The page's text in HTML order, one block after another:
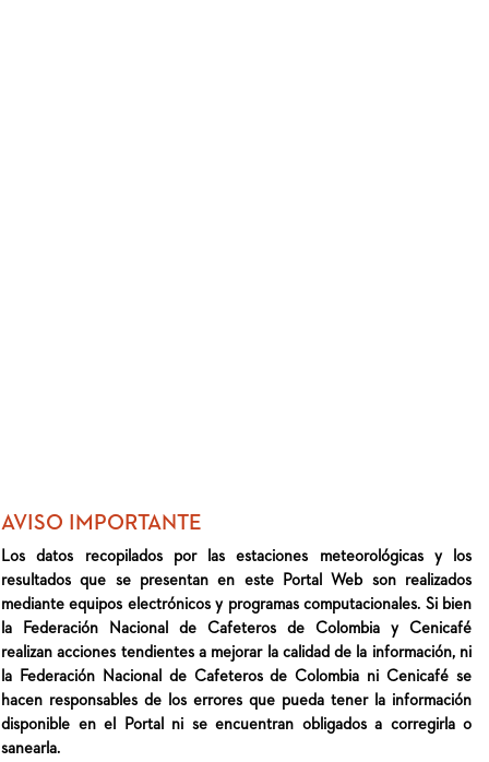
AVISO IMPORTANTE
Los datos recopilados por las estaciones meteorológicas y los
resultados que se presentan en este Portal Web son realizados
mediante equipos electrónicos y programas computacionales. Si bien
la Federación Nacional de Cafeteros de Colombia y Cenicafé
realizan acciones tendientes a mejorar la calidad de la información, ni
la Federación Nacional de Cafeteros de Colombia ni Cenicafé se
hacen responsables de los errores que pueda tener la información
disponible en el Portal ni se encuentran obligados a corregirla o
sanearla.